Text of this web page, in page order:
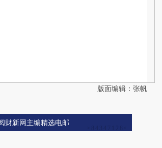
版面编辑：张帆
财新网主编精选电邮